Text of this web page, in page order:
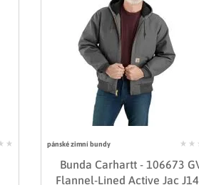
pánské zimní bundy
Bunda Carhartt - 106673
Flannel-Lined Active Jac